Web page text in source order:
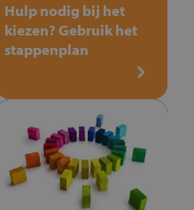
Hulp nodig bij het
kiezen? Gebruik het
stappenplan